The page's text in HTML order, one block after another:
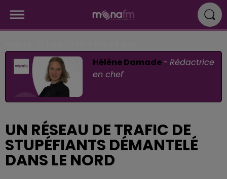
Hélène Damade-Rédactrice
en chef
UN RÉSEAU DE TRAFIC DE
STUPÉFIANTS DÉMANTELÉ
DANS LE NORD